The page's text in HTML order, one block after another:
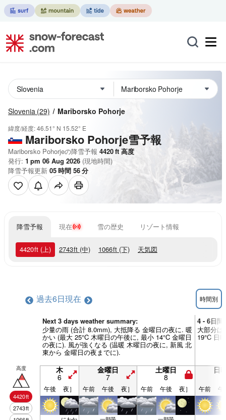
Slovenia (29) Mariborsko Pohorje
緯度/経度:46.51° N 15.52° E
Mariborsko Pohorje雪予報
Mariborsko Pohorjeの降雪予報 4420ft 高度
発行: 1 pm 06 Aug 2026 (現地時間)
降雪予報更新 05時間 56分
降雪予報 現在 雪の歴史 リゾート情報
4420ft (上) 2743ft (中) 1066ft (下) 天気図
過去6日現在 時間別
Next 3 days weather summary:
少量の雨 (合計 8.0mm), 大抵降る 金曜日の夜に. 暖
かい (最大 25°C 木曜日の午後に, 最小 14°C 金曜日
の夜に). 風が強くなる (温暖 木曜日の夜に, 新風 北
東から 金曜日の夜までに).
4 - 6日
大部分は
19°C 日
高度
4420ft
2743ft
木
6
金曜日
7
土曜日
8
日
午後 夜］ 午前 午後 夜］ 午前 午後 夜］ 午前 午